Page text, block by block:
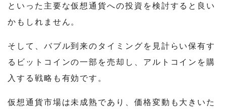
といった主要な仮想通貨への投資を検討すると良い
かもしれません。
そして、バブル到来のタイミングを見計らい保有す
るビットコインの一部を売却し、アルトコインを購
入する戦略も有効です。
仮想通貨市場は未成熟であり、価格変動も大きいた